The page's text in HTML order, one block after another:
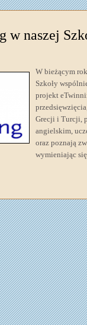
w naszej
W bieżącym
Szkoły
projekt
Grecji i Turcji,
angielskim,
oraz poznają
wymieniając